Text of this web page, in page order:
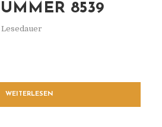
8539
Lesedauer
WEITERLESEN